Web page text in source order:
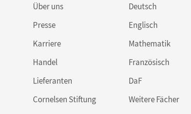
Über uns
Presse
Karriere
Handel
Lieferanten
Cornelsen Stiftung
Deutsch
Englisch
Mathematik
Französisch
DaF
Weitere Fächer